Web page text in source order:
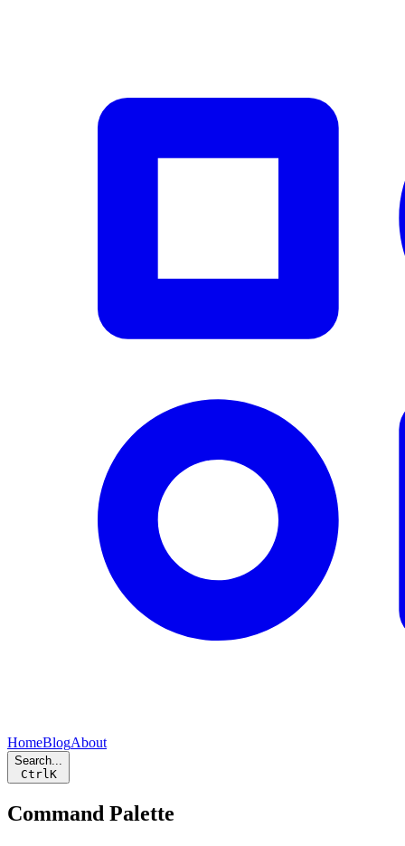
HomeBlogAbout
Search...
CtrlK
Command Palette